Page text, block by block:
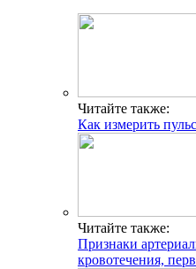
Читайте также:
Как измерить пульс
Читайте также:
Признаки
кровотечения,